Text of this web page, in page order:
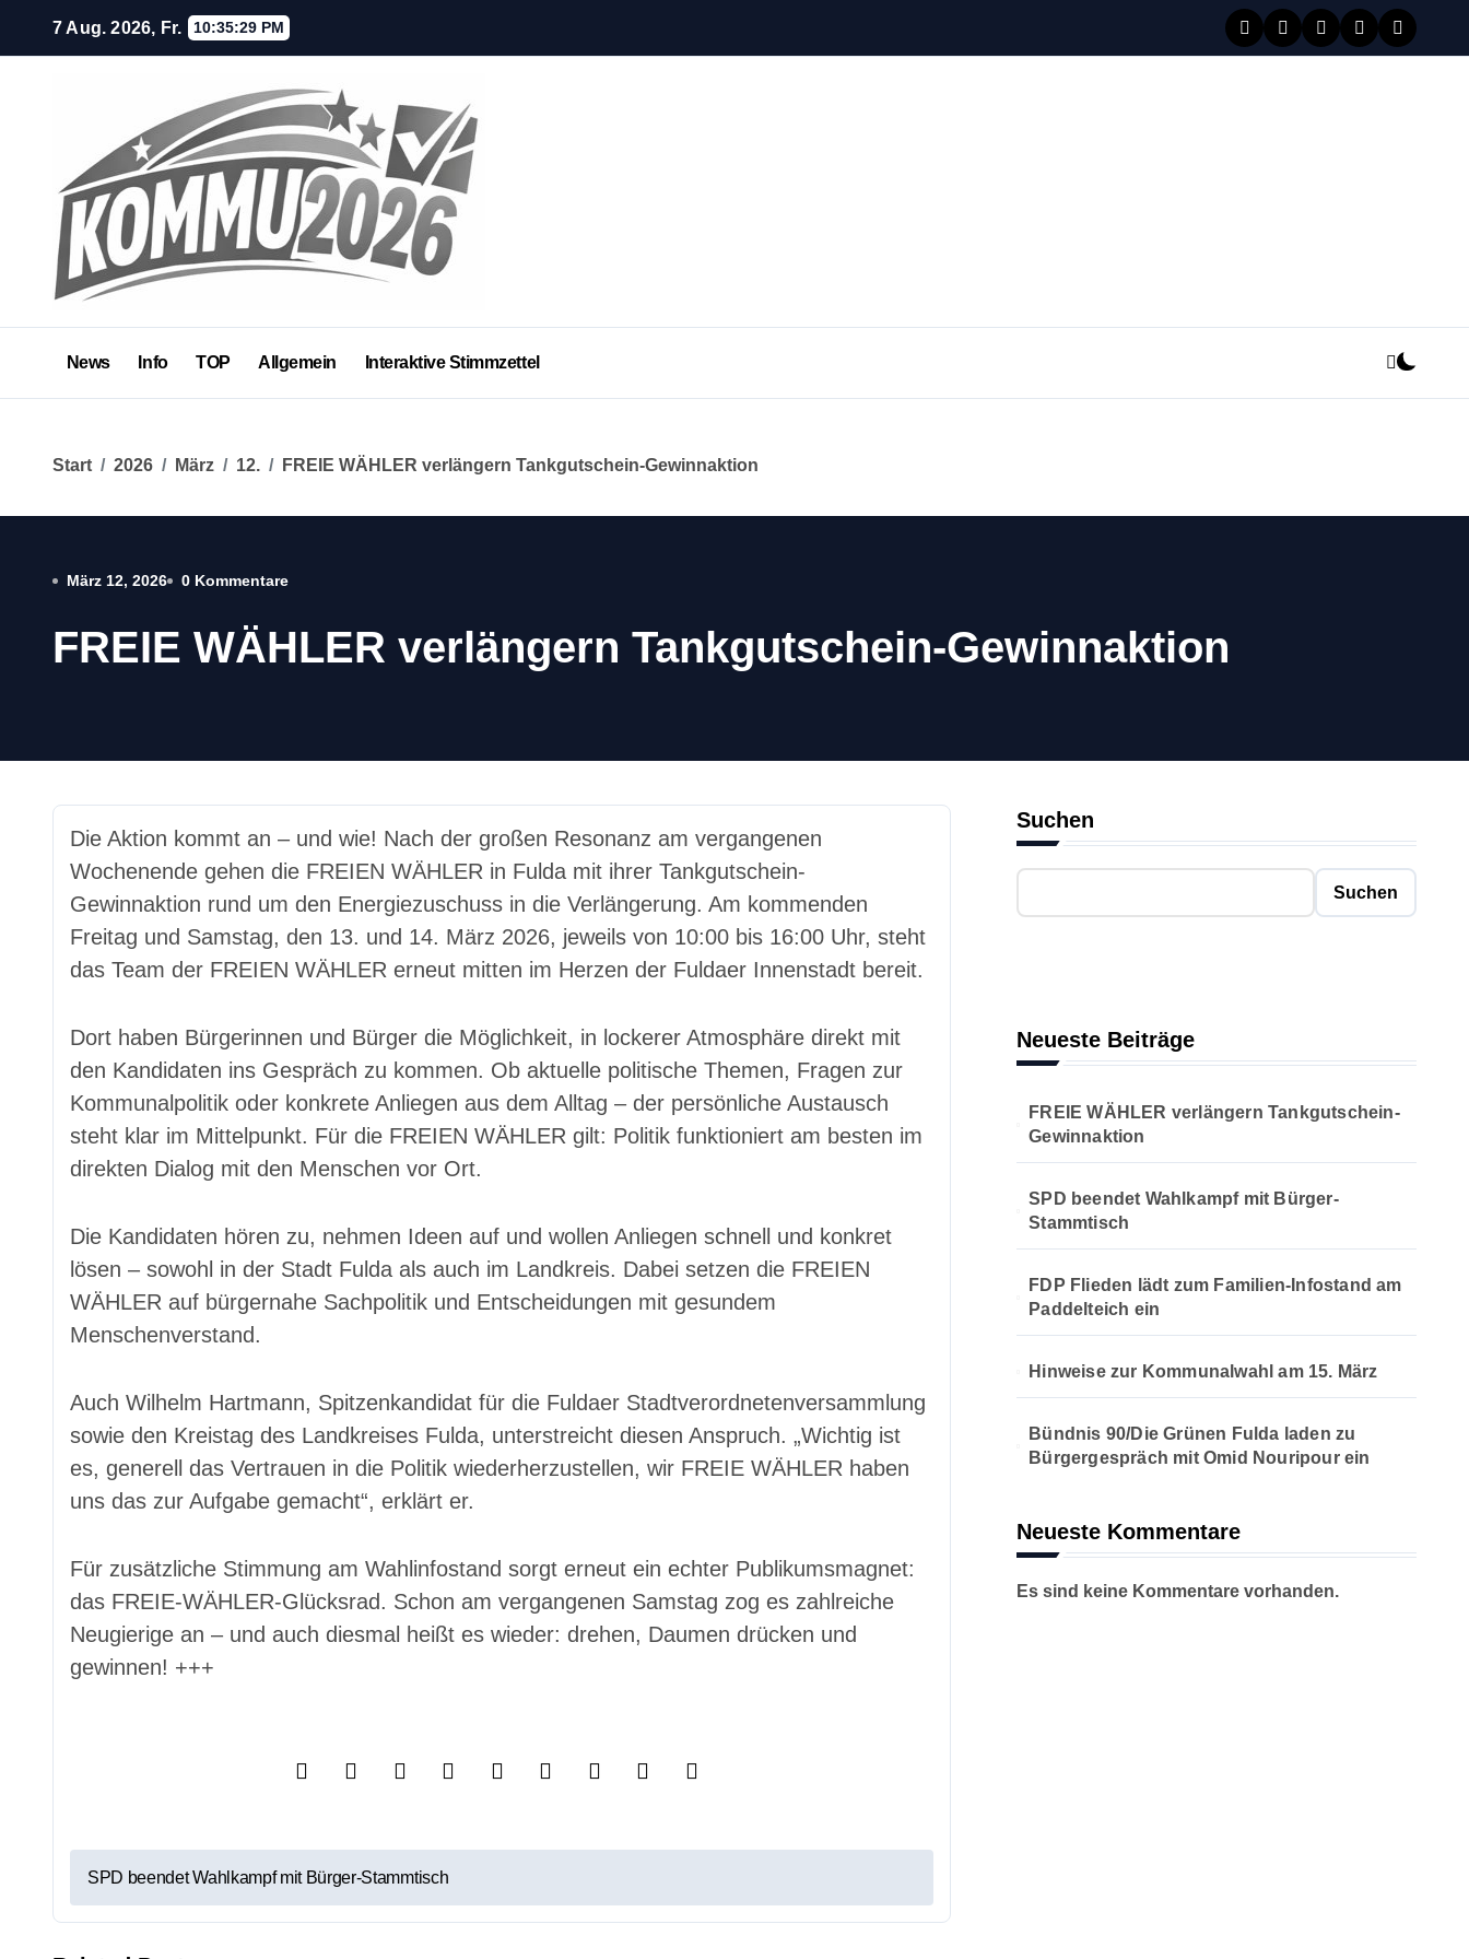
springen
7 Aug. 2026, Fr. 10:35:29 PM
News Info TOP Allgemein Interaktive Stimmzettel
Start 2026 März 12. FREIE WÄHLER verlängern Tankgutschein-Gewinnaktion
März 12, 2026 0 Kommentare
FREIE WÄHLER verlängern Tankgutschein-Gewinnaktion
Die Aktion kommt an – und wie! Nach der großen Resonanz am vergangenen
Wochenende gehen die FREIEN WÄHLER in Fulda mit ihrer Tankgutschein-
Gewinnaktion rund um den Energiezuschuss in die Verlängerung. Am kommenden
Freitag und Samstag, den 13. und 14. März 2026, jeweils von 10:00 bis 16:00 Uhr, steht
das Team der FREIEN WÄHLER erneut mitten im Herzen der Fuldaer Innenstadt bereit.
Dort haben Bürgerinnen und Bürger die Möglichkeit, in lockerer Atmosphäre direkt mit
den Kandidaten ins Gespräch zu kommen. Ob aktuelle politische Themen, Fragen zur
Kommunalpolitik oder konkrete Anliegen aus dem Alltag – der persönliche Austausch
steht klar im Mittelpunkt. Für die FREIEN WÄHLER gilt: Politik funktioniert am besten im
direkten Dialog mit den Menschen vor Ort.
Die Kandidaten hören zu, nehmen Ideen auf und wollen Anliegen schnell und konkret
lösen – sowohl in der Stadt Fulda als auch im Landkreis. Dabei setzen die FREIEN
WÄHLER auf bürgernahe Sachpolitik und Entscheidungen mit gesundem
Menschenverstand.
Auch Wilhelm Hartmann, Spitzenkandidat für die Fuldaer Stadtverordnetenversammlung
sowie den Kreistag des Landkreises Fulda, unterstreicht diesen Anspruch. „Wichtig ist
es, generell das Vertrauen in die Politik wiederherzustellen, wir FREIE WÄHLER haben
uns das zur Aufgabe gemacht“, erklärt er.
Für zusätzliche Stimmung am Wahlinfostand sorgt erneut ein echter Publikumsmagnet:
das FREIE-WÄHLER-Glücksrad. Schon am vergangenen Samstag zog es zahlreiche
Neugierige an – und auch diesmal heißt es wieder: drehen, Daumen drücken und
gewinnen! +++
B
e
SPD beendet Wahlkampf mit Bürger-Stammtisch
Suchen
Suchen
Neueste Beiträge
FREIE WÄHLER verlängern Tankgutschein-
Gewinnaktion
SPD beendet Wahlkampf mit Bürger-
Stammtisch
FDP Flieden lädt zum Familien-Infostand am
Paddelteich ein
Hinweise zur Kommunalwahl am 15. März
Bündnis 90/Die Grünen Fulda laden zu
Bürgergespräch mit Omid Nouripour ein
Neueste Kommentare
Es sind keine Kommentare vorhanden.